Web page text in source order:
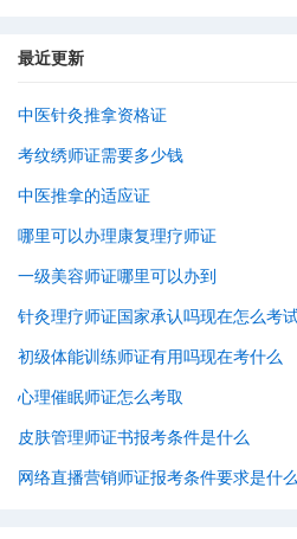
最近更新
中医针灸推拿资格证
考纹绣师证需要多少钱
中医推拿的适应证
哪里可以办理康复理疗师证
一级美容师证哪里可以办到
针灸理疗师证国家承认吗现在怎么考
初级体能训练师证有用吗现在考什么
心理催眠师证怎么考取
皮肤管理师证书报考条件是什么
网络直播营销师证报考条件要求是什